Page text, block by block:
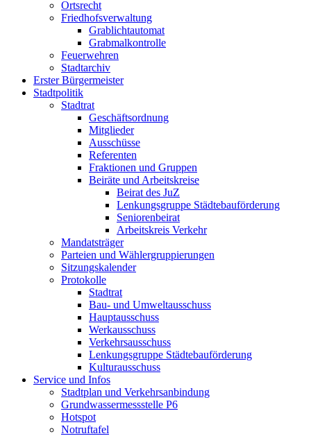
Ortsrecht
Friedhofsverwaltung
Grablichtautomat
Grabmalkontrolle
Feuerwehren
Stadtarchiv
Erster Bürgermeister
Stadtpolitik
Stadtrat
Geschäftsordnung
Mitglieder
Ausschüsse
Referenten
Fraktionen und Gruppen
Beiräte und Arbeitskreise
Beirat des JuZ
Lenkungsgruppe Städtebauförderung
Seniorenbeirat
Arbeitskreis Verkehr
Mandatsträger
Parteien und Wählergruppierungen
Sitzungskalender
Protokolle
Stadtrat
Bau- und Umweltausschuss
Hauptausschuss
Werkausschuss
Verkehrsausschuss
Lenkungsgruppe Städtebauförderung
Kulturausschuss
Service und Infos
Stadtplan und Verkehrsanbindung
Grundwassermessstelle P6
Hotspot
Notruftafel